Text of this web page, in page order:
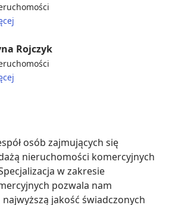
Rojczyk
osób zajmujących się
nieruchomości komercyjnych
w zakresie
pozwala nam
jakość świadczonych